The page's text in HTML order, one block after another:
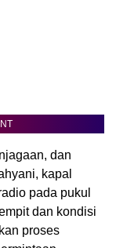
dan
kapal
pada pukul
dan kondisi
proses